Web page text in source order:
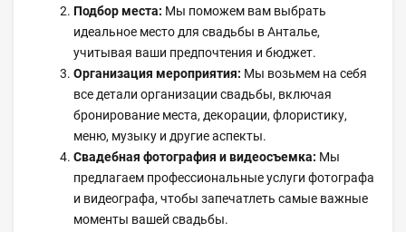
Подбор места: Мы поможем вам выбрать
идеальное место для свадьбы в Анталье,
учитывая ваши предпочтения и бюджет.
Организация мероприятия: Мы возьмем на себя
все детали организации свадьбы, включая
бронирование места, декорации, флористику,
меню, музыку и другие аспекты.
Свадебная фотография и видеосъемка: Мы
предлагаем профессиональные услуги фотографа
и видеографа, чтобы запечатлеть самые важные
моменты вашей свадьбы.